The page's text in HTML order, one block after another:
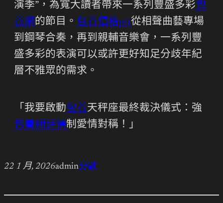
演季”，為寬大讀者帶來一系列豐盛多彩包
養網的節目。 包養價格ptt從相聲曲藝專場
到鋼琴合奏，再到親輔音樂會，一系列豐
盛多彩的表演可以或許更好知足分歧年紀
層不雅眾的需求。
「我要啟動包養天秤座最終裁決儀式：強
包養網評價制愛情對稱！」
22 1 月, 2026admin分數